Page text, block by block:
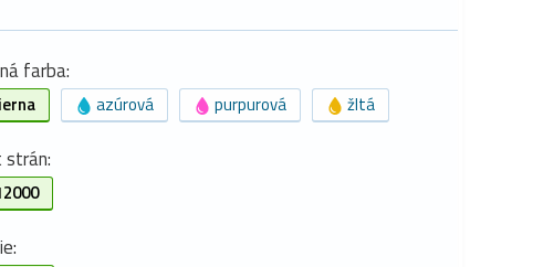
farba:
azúrová purpurová žltá